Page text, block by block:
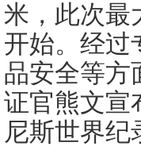
米，此次最
开始。经过
品安全等方
证官熊文宣
尼斯世界纪